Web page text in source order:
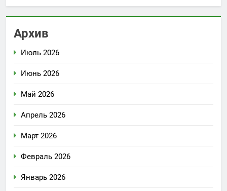
Архив
Июль 2026
Июнь 2026
Май 2026
Апрель 2026
Март 2026
Февраль 2026
Январь 2026